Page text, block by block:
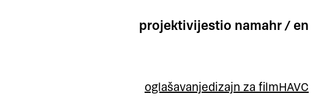
projektivijestio namahr/en
oglašavanjedizajn za filmHAVC